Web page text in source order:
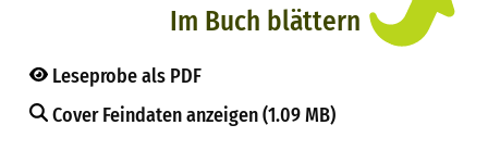
Im Buch blättern
Leseprobe als PDF
Cover Feindaten anzeigen (1.09 MB)